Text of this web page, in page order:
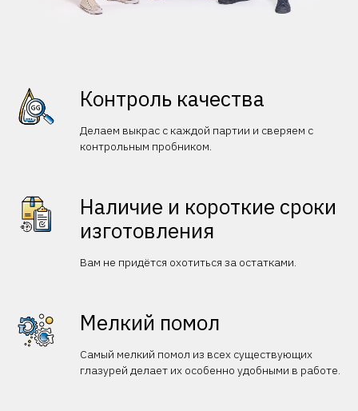
Контроль качества
Делаем выкрас с каждой партии и сверяем с
контрольным пробником.
Наличие и короткие сроки
изготовления
Вам не придётся охотиться за остатками.
Мелкий помол
Самый мелкий помол из всех существующих
глазурей делает их особенно удобными в работе.